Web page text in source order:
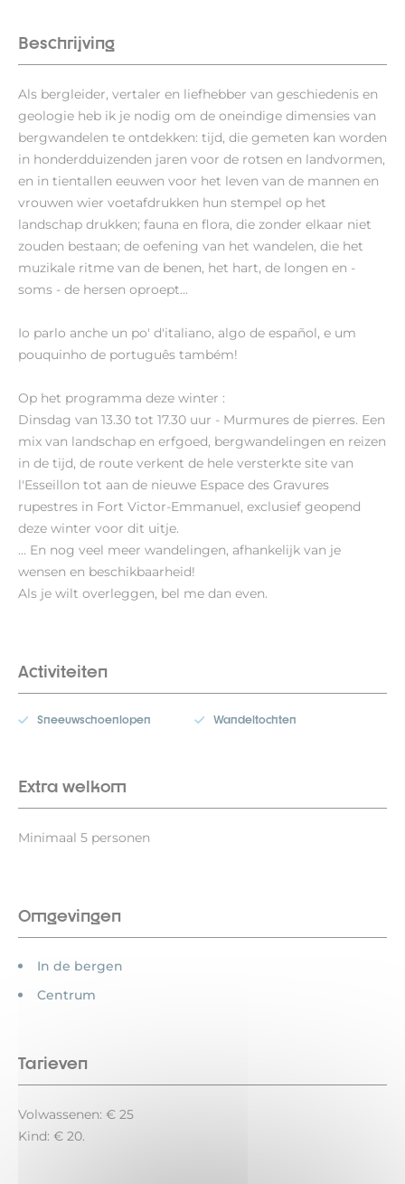
Beschrijving
Als bergleider, vertaler en liefhebber van geschiedenis en
geologie heb ik je nodig om de oneindige dimensies van
bergwandelen te ontdekken: tijd, die gemeten kan worden
in honderdduizenden jaren voor de rotsen en landvormen,
en in tientallen eeuwen voor het leven van de mannen en
vrouwen wier voetafdrukken hun stempel op het
landschap drukken; fauna en flora, die zonder elkaar niet
zouden bestaan; de oefening van het wandelen, die het
muzikale ritme van de benen, het hart, de longen en -
soms - de hersen oproept...
Io parlo anche un po' d'italiano, algo de español, e um
pouquinho de português também!
Op het programma deze winter :
Dinsdag van 13.30 tot 17.30 uur - Murmures de pierres. Een
mix van landschap en erfgoed, bergwandelingen en reizen
in de tijd, de route verkent de hele versterkte site van
l'Esseillon tot aan de nieuwe Espace des Gravures
rupestres in Fort Victor-Emmanuel, exclusief geopend
deze winter voor dit uitje.
... En nog veel meer wandelingen, afhankelijk van je
wensen en beschikbaarheid!
Als je wilt overleggen, bel me dan even.
Activiteiten
Sneeuwschoenlopen Wandeltochten
Extra welkom
Minimaal 5 personen
Omgevingen
In de bergen
Centrum
Tarieven
Volwassenen: € 25
Kind: € 20.